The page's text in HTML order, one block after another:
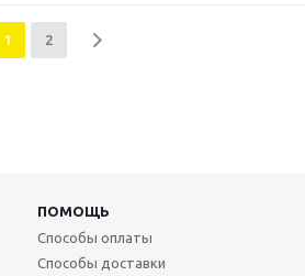
1 2
ПОМОЩЬ
Способы оплаты
Способы доставки